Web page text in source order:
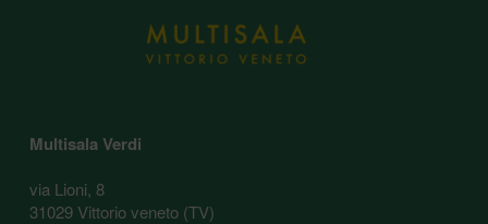
Multisala Verdi
via Lioni, 8
31029 Vittorio veneto (TV)